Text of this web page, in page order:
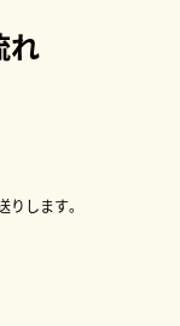
れ
します。